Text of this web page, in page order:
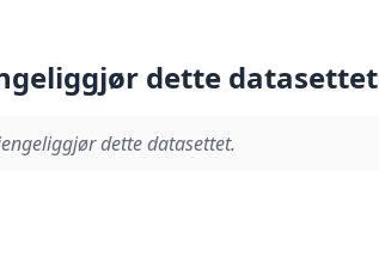
dette datasettet
dette datasettet.